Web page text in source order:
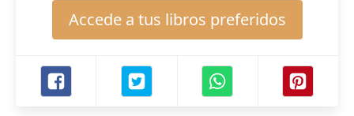
Accede a tus libros preferidos